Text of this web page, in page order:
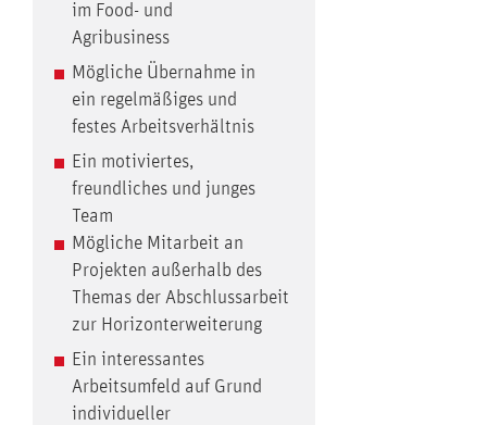
im Food- und
Agribusiness
Mögliche Übernahme in
ein regelmäßiges und
festes Arbeitsverhältnis
Ein motiviertes,
freundliches und junges
Team
Mögliche Mitarbeit an
Projekten außerhalb des
Themas der Abschlussarbeit
zur Horizonterweiterung
Ein interessantes
Arbeitsumfeld auf Grund
individueller